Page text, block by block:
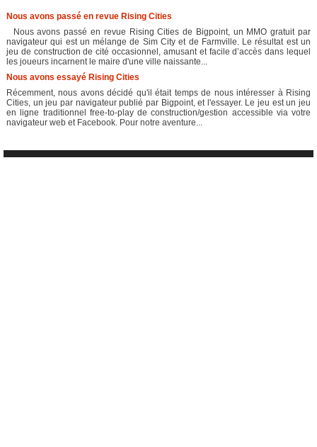
Nous avons passé en revue Rising Cities
Nous avons passé en revue Rising Cities de Bigpoint, un MMO gratuit par
navigateur qui est un mélange de Sim City et de Farmville. Le résultat est un
jeu de construction de cité occasionnel, amusant et facile d’accès dans lequel
les joueurs incarnent le maire d'une ville naissante...
Nous avons essayé Rising Cities
Récemment, nous avons décidé qu'il était temps de nous intéresser à Rising
Cities, un jeu par navigateur publié par Bigpoint, et l'essayer. Le jeu est un jeu
en ligne traditionnel free-to-play de construction/gestion accessible via votre
navigateur web et Facebook. Pour notre aventure...